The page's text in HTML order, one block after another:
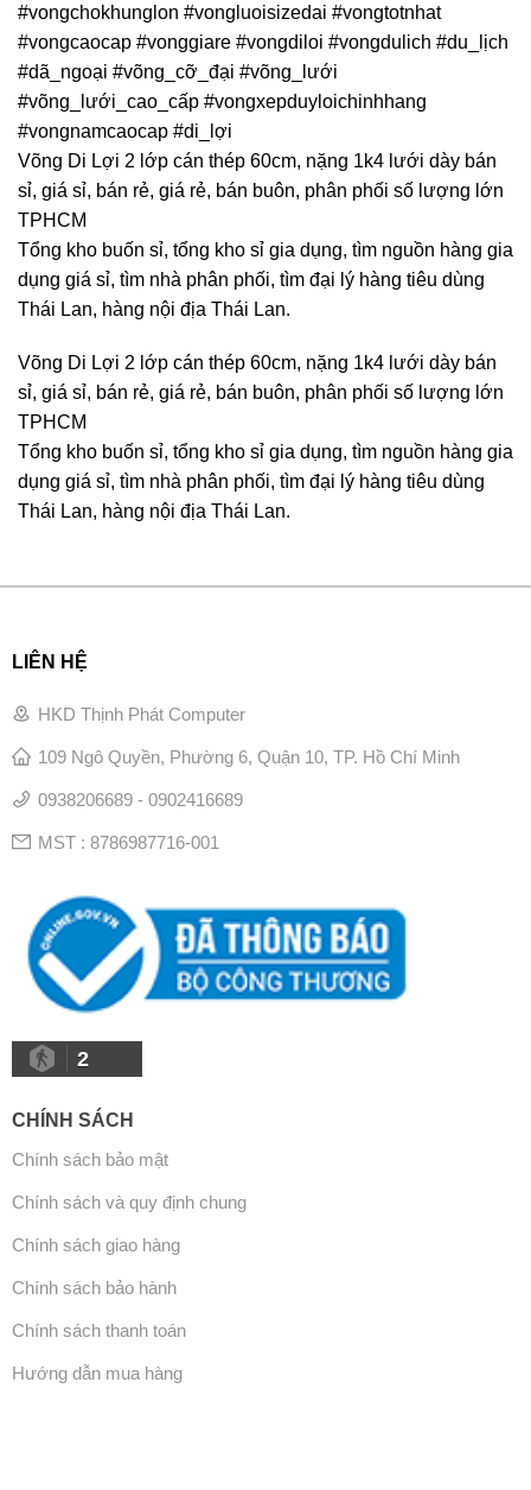
#vongchokhunglon #vongluoisizedai #vongtotnhat
#vongcaocap #vonggiare #vongdiloi #vongdulich #du_lịch
#dã_ngoại #võng_cỡ_đại #võng_lưới
#võng_lưới_cao_cấp #vongxepduyloichinhhang
#vongnamcaocap #di_lợi
Võng Di Lợi 2 lớp cán thép 60cm, nặng 1k4 lưới dày bán
sỉ, giá sỉ, bán rẻ, giá rẻ, bán buôn, phân phối số lượng lớn
TPHCM
Tổng kho buốn sỉ, tổng kho sỉ gia dụng, tìm nguồn hàng gia
dụng giá sỉ, tìm nhà phân phối, tìm đại lý hàng tiêu dùng
Thái Lan, hàng nội địa Thái Lan.
Võng Di Lợi 2 lớp cán thép 60cm, nặng 1k4 lưới dày bán
sỉ, giá sỉ, bán rẻ, giá rẻ, bán buôn, phân phối số lượng lớn
TPHCM
Tổng kho buốn sỉ, tổng kho sỉ gia dụng, tìm nguồn hàng gia
dụng giá sỉ, tìm nhà phân phối, tìm đại lý hàng tiêu dùng
Thái Lan, hàng nội địa Thái Lan.
LIÊN HỆ
HKD Thịnh Phát Computer
109 Ngô Quyền, Phường 6, Quận 10, TP. Hồ Chí Minh
0938206689 - 0902416689
MST : 8786987716-001
2
CHÍNH SÁCH
Chính sách bảo mật
Chính sách và quy định chung
Chính sách giao hàng
Chính sách bảo hành
Chính sách thanh toán
Hướng dẫn mua hàng